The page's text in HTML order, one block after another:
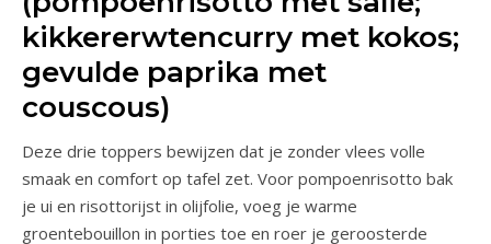
kikkererwtencurry met kokos;
gevulde paprika met
couscous)
Deze drie toppers bewijzen dat je zonder vlees volle
smaak en comfort op tafel zet. Voor pompoenrisotto bak
je ui en risottorijst in olijfolie, voeg je warme
groentebouillon in porties toe en roer je geroosterde